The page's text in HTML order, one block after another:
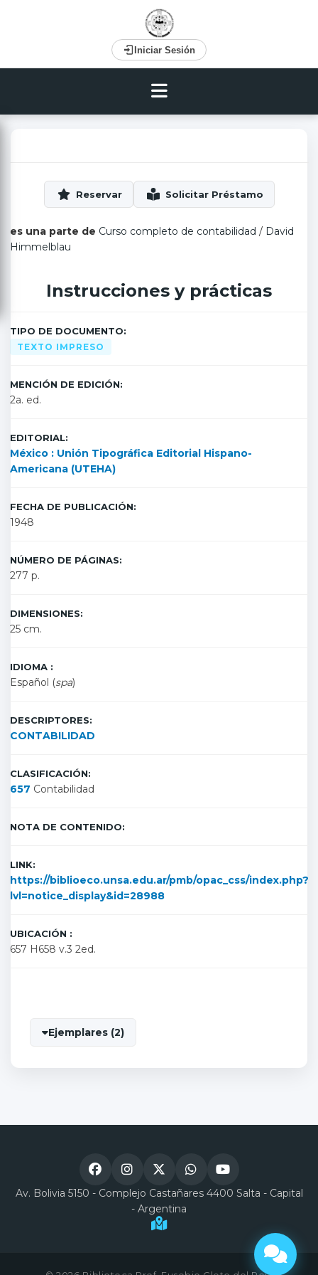
Iniciar Sesión
es una parte de Curso completo de contabilidad / David
Himmelblau
Instrucciones y prácticas
TIPO DE DOCUMENTO:
TEXTO IMPRESO
MENCIÓN DE EDICIÓN:
2a. ed.
EDITORIAL:
México : Unión Tipográfica Editorial Hispano-
Americana (UTEHA)
FECHA DE PUBLICACIÓN:
1948
NÚMERO DE PÁGINAS:
277 p.
DIMENSIONES:
25 cm.
IDIOMA :
Español (spa)
DESCRIPTORES:
CONTABILIDAD
CLASIFICACIÓN:
657 Contabilidad
NOTA DE CONTENIDO:
LINK:
https://biblioeco.unsa.edu.ar/pmb/opac_css/index.php?
lvl=notice_display&id=28988
UBICACIÓN :
657 H658 v.3 2ed.
Ejemplares (2)
Av. Bolivia 5150 - Complejo Castañares 4400 Salta - Capital
- Argentina